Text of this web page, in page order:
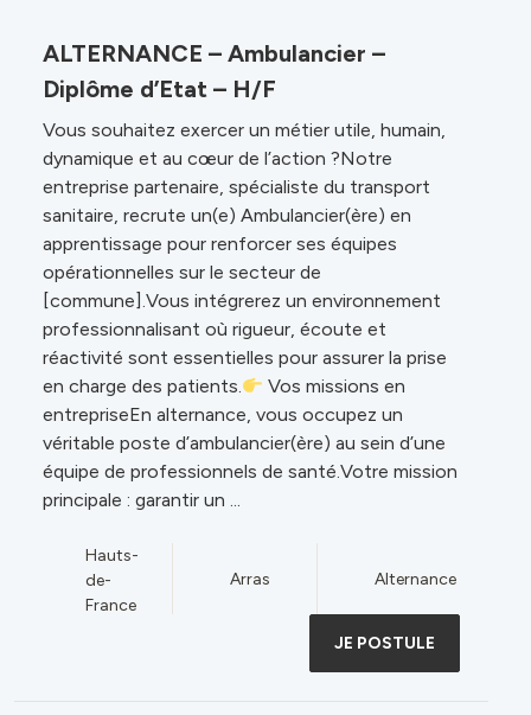
ALTERNANCE – Ambulancier –
Diplôme d’Etat – H/F
Vous souhaitez exercer un métier utile, humain,
dynamique et au cœur de l’action ?Notre
entreprise partenaire, spécialiste du transport
sanitaire, recrute un(e) Ambulancier(ère) en
apprentissage pour renforcer ses équipes
opérationnelles sur le secteur de
[commune].Vous intégrerez un environnement
professionnalisant où rigueur, écoute et
réactivité sont essentielles pour assurer la prise
en charge des patients.
Vos missions en
entrepriseEn alternance, vous occupez un
véritable poste d’ambulancier(ère) au sein d’une
équipe de professionnels de santé.Votre mission
principale : garantir un ...
Hauts-
de-
France
Arras Alternance
JE POSTULE